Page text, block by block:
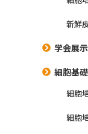
新鮮
学会展
細胞基
細胞
細胞